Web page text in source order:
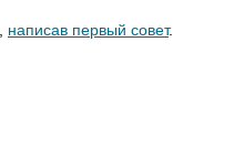
написав первый совет.